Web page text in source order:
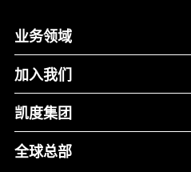
业务领域
加入我们
凯度集团
全球总部